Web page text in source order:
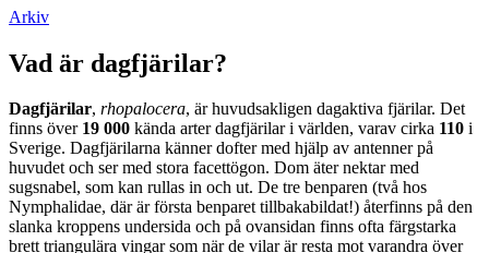
Arkiv
Vad är dagfjärilar?
Dagfjärilar, rhopalocera, är huvudsakligen dagaktiva fjärilar. Det
finns över 19 000 kända arter dagfjärilar i världen, varav cirka 110 i
Sverige. Dagfjärilarna känner dofter med hjälp av antenner på
huvudet och ser med stora facettögon. Dom äter nektar med
sugsnabel, som kan rullas in och ut. De tre benparen (två hos
Nymphalidae, där är första benparet tillbakabildat!) återfinns på den
slanka kroppens undersida och på ovansidan finns ofta färgstarka
brett triangulära vingar som när de vilar är resta mot varandra över